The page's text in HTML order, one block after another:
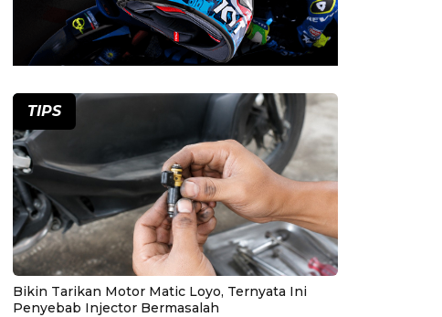
TIPS
Bikin Tarikan Motor Matic Loyo, Ternyata Ini
Penyebab Injector Bermasalah